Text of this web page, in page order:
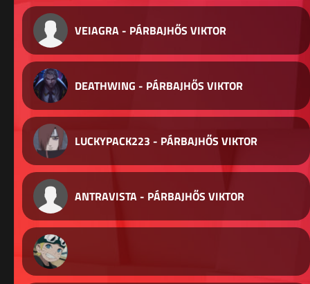
VEIAGRA - PÁRBAJHŐS VIKTOR
DEATHWING - PÁRBAJHŐS VIKTOR
LUCKYPACK223 - PÁRBAJHŐS VIKTOR
ANTRAVISTA - PÁRBAJHŐS VIKTOR